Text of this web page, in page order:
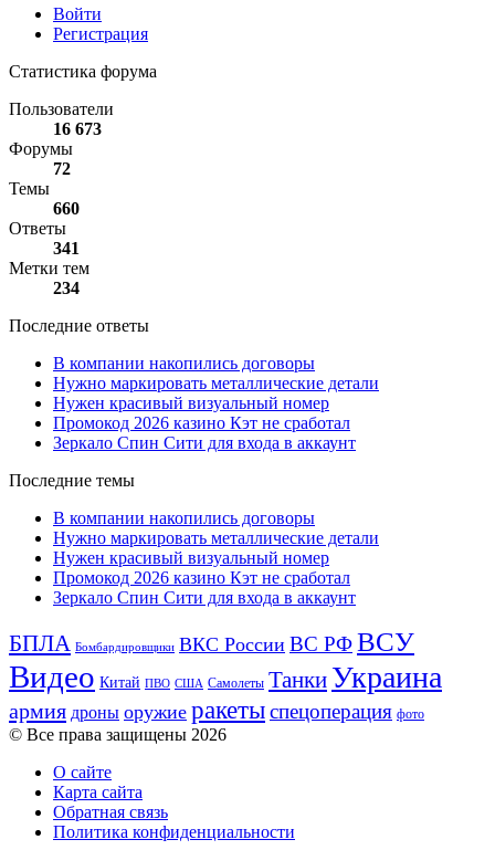
Войти
Регистрация
Статистика форума
Пользователи
16 673
Форумы
72
Темы
660
Ответы
341
Метки тем
234
Последние ответы
В компании накопились договоры
Нужно маркировать металлические детали
Нужен красивый визуальный номер
Промокод 2026 казино Кэт не сработал
Зеркало Спин Сити для входа в аккаунт
Последние темы
В компании накопились договоры
Нужно маркировать металлические детали
Нужен красивый визуальный номер
Промокод 2026 казино Кэт не сработал
Зеркало Спин Сити для входа в аккаунт
БПЛА Бомбардировщики ВКС России ВС РФВСУ
Видео Китай ПВО США Самолеты Танки Украина
армия дроны оружие ракетыспецоперация фото
© Все права защищены 2026
О сайте
Карта сайта
Обратная связь
Политика конфиденциальности